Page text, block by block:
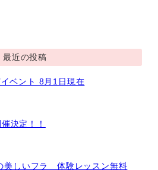
最近の投稿
ベント 8月1日現在
決定！！
美しいフラ 体験レッスン無料